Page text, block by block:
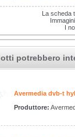
La scheda
I
potrebbero
Avermedia dvb-t
Produttore: